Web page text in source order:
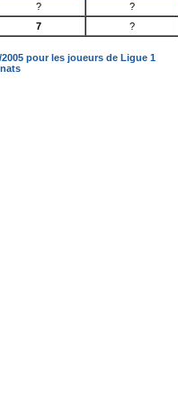
? ?
7 ?
pour les joueurs de Ligue 1